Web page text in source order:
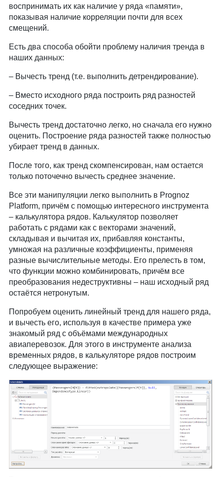
воспринимать их как наличие у ряда «памяти»,
показывая наличие корреляции почти для всех
смещений.
Есть два способа обойти проблему наличия тренда в
наших данных:
Вычесть тренд (т.е. выполнить детрендирование).
Вместо исходного ряда построить ряд разностей
соседних точек.
Вычесть тренд достаточно легко, но сначала его нужно
оценить. Построение ряда разностей также полностью
убирает тренд в данных.
После того, как тренд скомпенсирован, нам остается
только поточечно вычесть среднее значение.
Все эти манипуляции легко выполнить в Prognoz
Platform, причём с помощью интересного инструмента
– калькулятора рядов. Калькулятор позволяет
работать с рядами как с векторами значений,
складывая и вычитая их, прибавляя константы,
умножая на различные коэффициенты, применяя
разные вычислительные методы. Его прелесть в том,
что функции можно комбинировать, причём все
преобразования недеструктивны – наш исходный ряд
остаётся нетронутым.
Попробуем оценить линейный тренд для нашего ряда,
и вычесть его, используя в качестве примера уже
знакомый ряд с объёмами международных
авиаперевозок. Для этого в инструменте анализа
временных рядов, в калькуляторе рядов построим
следующее выражение: